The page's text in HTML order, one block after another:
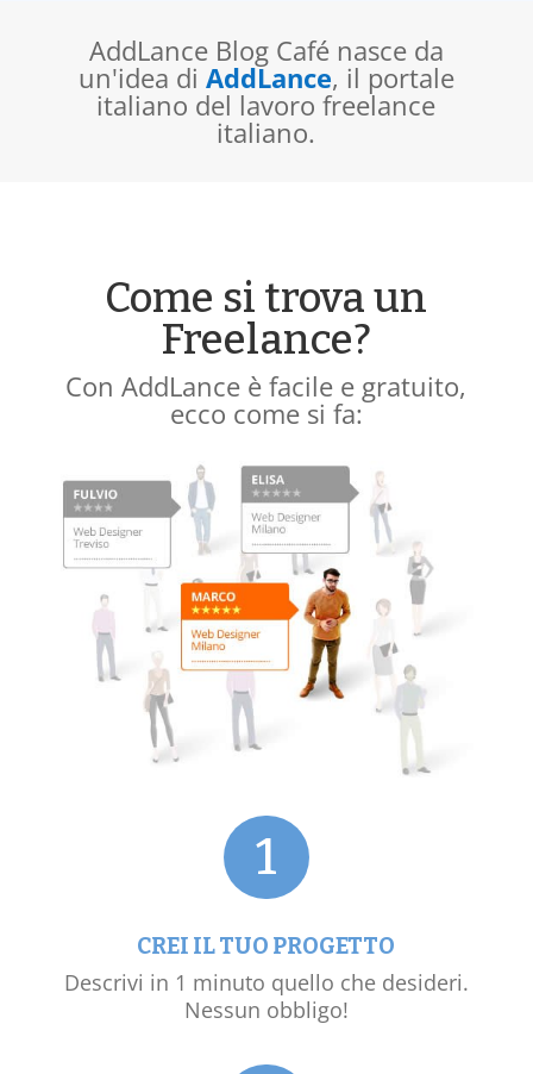
AddLance Blog Café nasce da
un'idea di AddLance, il portale
italiano del lavoro freelance
italiano.
Come si trova un
Freelance?
Con AddLance è facile e gratuito,
ecco come si fa:
1
CREI IL TUO PROGETTO
Descrivi in 1 minuto quello che desideri.
Nessun obbligo!